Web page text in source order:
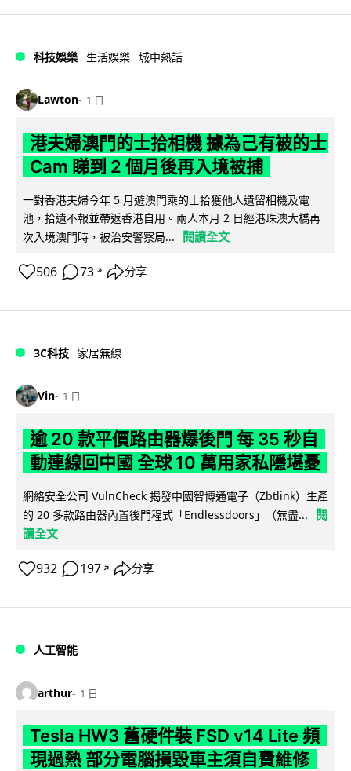
科技娛樂 生活娛樂 城中熱話
Lawton 1 日
港夫婦澳門的士拾相機 據為己有被的士
Cam 睇到 2 個月後再入境被捕
一對香港夫婦今年 5 月遊澳門乘的士拾獲他人遺留相機及電
池，拾遺不報並帶返香港自用。兩人本月 2 日經港珠澳大橋再
次入境澳門時，被治安警察局...
閱讀全文
506 73 ↗ 分享
3C科技 家居無線
Vin 1 日
逾 20 款平價路由器爆後門 每 35 秒自
動連線回中國 全球 10 萬用家私隱堪憂
網絡安全公司 VulnCheck 揭發中國智博通電子（Zbtlink）生產
的 20 多款路由器內置後門程式「Endlessdoors」（無盡...
閱
讀全文
932 197 ↗ 分享
人工智能
arthur 1 日
Tesla HW3 舊硬件裝 FSD v14 Lite 頻
現過熱 部分電腦損毀車主須自費維修